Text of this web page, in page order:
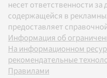
несет ответственности
содержащейся в
предоставляет
Информация об
На информационном
рекомендательные
Правилами